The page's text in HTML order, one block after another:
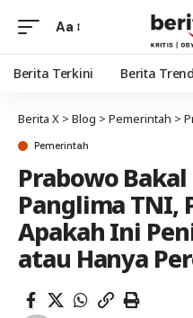
Aa
Berita Terkini Berita
Berita X > Blog > Pemerintah >
Pemerintah
Prabowo
Panglima TNI,
Apakah Ini
atau Hanya